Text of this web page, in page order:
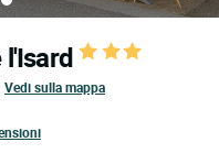
Vedi sulla mappa